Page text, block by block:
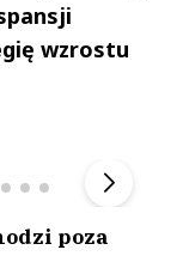
wzrostu
poza